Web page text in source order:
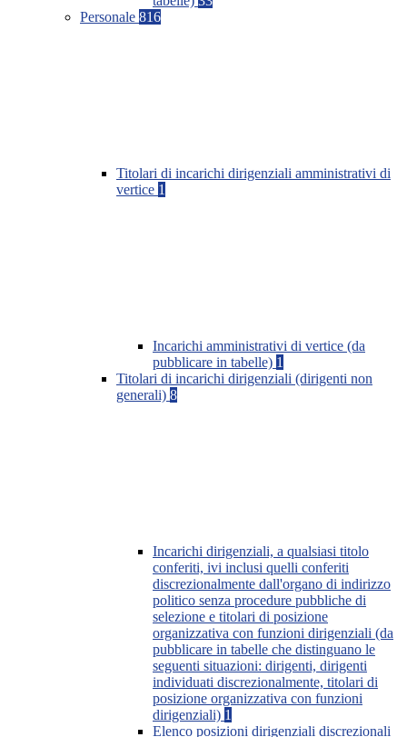
Personale 816
Titolari di incarichi dirigenziali amministrativi di
vertice 1
Incarichi amministrativi di vertice (da
pubblicare in tabelle) 1
Titolari di incarichi dirigenziali (dirigenti non
generali) 8
Incarichi dirigenziali, a qualsiasi titolo
conferiti, ivi inclusi quelli conferiti
discrezionalmente dall'organo di indirizzo
politico senza procedure pubbliche di
selezione e titolari di posizione
organizzativa con funzioni dirigenziali (da
pubblicare in tabelle che distinguano le
seguenti situazioni: dirigenti, dirigenti
individuati discrezionalmente, titolari di
posizione organizzativa con funzioni
dirigenziali) 1
Elenco posizioni dirigenziali discrezionali